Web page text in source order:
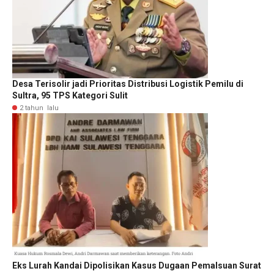
Desa Terisolir jadi Prioritas Distribusi Logistik Pemilu di
Sultra, 95 TPS Kategori Sulit
2 tahun lalu
Eks Lurah Kandai Dipolisikan Kasus Dugaan Pemalsuan Surat